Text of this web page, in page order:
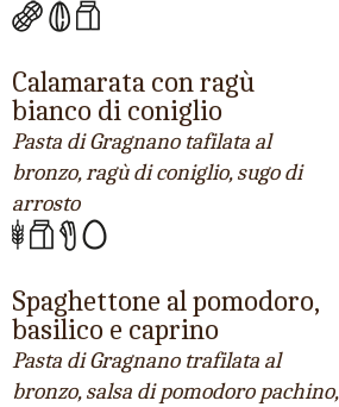
Calamarata con ragù
bianco di coniglio
Pasta di Gragnano tafilata al
bronzo, ragù di coniglio, sugo di
arrosto
Spaghettone al pomodoro,
basilico e caprino
Pasta di Gragnano trafilata al
bronzo, salsa di pomodoro pachino,